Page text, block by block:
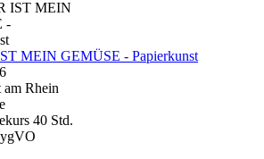
MEIN GEMÜSE - Papierkunst
am Rhein